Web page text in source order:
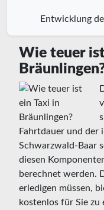
Entwicklung
Wie teuer
Fahrtdauer und der
Schwarzwald-Baar
diesen
berechnet werden.
erledigen müssen,
kostenlos für Sie zu